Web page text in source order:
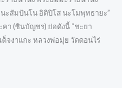
สัมปันโน อิติปิโส นะโมพุทธายะ”
า (ชินบัญชร) ย่อดังนี้ “ชะยา
ด็จงาแกะ หลวงพ่อมุ่ย วัดดอนไร่